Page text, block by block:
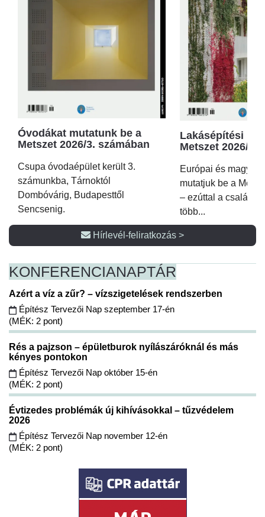
Óvodákat mutatunk be a
Metszet 2026/3. számában
Csupa óvodaépület került 3.
számunkba, Tárnoktól
Dombóvárig, Budapesttől
Sencsenig.
Lakásépítési
Metszet 2026/2.
Európai és magyar
mutatjuk be a
– ezúttal a családi
több...
Hírlevél-feliratkozás >
KONFERENCIANAPTÁR
Azért a víz a zűr? – vízszigetelések rendszerben
Építész Tervezői Nap szeptember 17-én
(MÉK: 2 pont)
Rés a pajzson – épületburok nyílászáróknál és más
kényes pontokon
Építész Tervezői Nap október 15-én
(MÉK: 2 pont)
Évtizedes problémák új kihívásokkal – tűzvédelem
2026
Építész Tervezői Nap november 12-én
(MÉK: 2 pont)